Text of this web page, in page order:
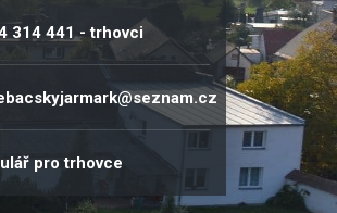
314 441 - trhovci
pro trhovce